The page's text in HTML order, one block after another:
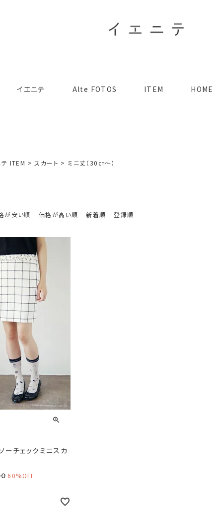
イエニテ Alte FOTOS ITEM HOME
テ ITEM スカート ミニ丈（30㎝～）
が安い順 価格が高い順 新着順 登録順
ーチェックミニスカ
60%OFF